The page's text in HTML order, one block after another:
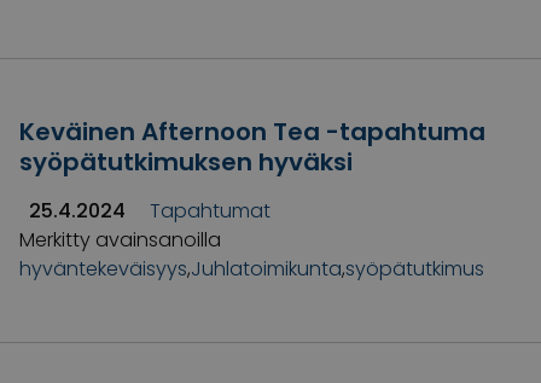
Keväinen Afternoon Tea -tapahtuma
syöpätutkimuksen hyväksi
25.4.2024
Tapahtumat
Merkitty avainsanoilla
hyväntekeväisyys,Juhlatoimikunta,syöpätutkimus